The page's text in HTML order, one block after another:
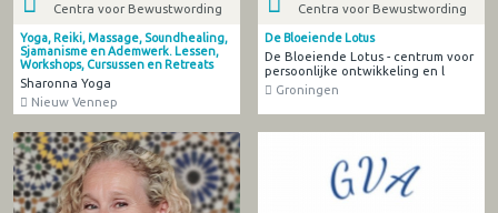
Centra voor Bewustwording
Yoga, Reiki, Massage, Soundhealing,
Sjamanisme en Ademwerk. Lessen,
Workshops, Cursussen en Retreats
Sharonna Yoga
Nieuw Vennep
Centra voor Bewustwording
De Bloeiende Lotus
De Bloeiende Lotus - centrum voor
persoonlijke ontwikkeling en l
Groningen